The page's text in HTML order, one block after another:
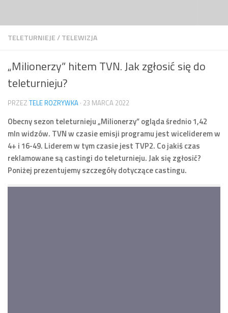
TELETURNIEJE/TELEWIZJA
„Milionerzy” hitem TVN. Jak zgłosić się do
teleturnieju?
PRZEZ TELE ROZRYWKA · 23 MARCA 2022
Obecny sezon teleturnieju „Milionerzy” ogląda średnio 1,42
mln widzów. TVN w czasie emisji programu jest wiceliderem w
4+ i 16-49. Liderem w tym czasie jest TVP2. Co jakiś czas
reklamowane są castingi do teleturnieju. Jak się zgłosić?
Poniżej prezentujemy szczegóły dotyczące castingu.